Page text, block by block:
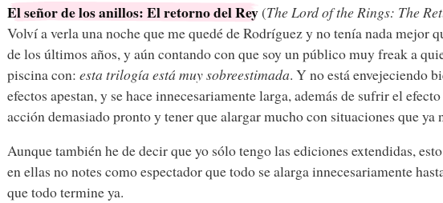
El señor de los anillos: El retorno del Rey(The Lord of the Rings: The
Volví a verla una noche que me quedé de Rodríguez y no tenía nada mejor
de los últimos años, y aún contando con que soy un público muy freak a
piscina con: esta trilogía está muy sobreestimada. Y no está envejeciendo
efectos apestan, y se hace innecesariamente larga, además de sufrir el efecto
acción demasiado pronto y tener que alargar mucho con situaciones que
Aunque también he de decir que yo sólo tengo las ediciones extendidas,
en ellas no notes como espectador que todo se alarga innecesariamente
que todo termine ya.